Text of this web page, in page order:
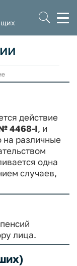
действие
№ 4468-I, и
различные
одна
случаев,
лица.